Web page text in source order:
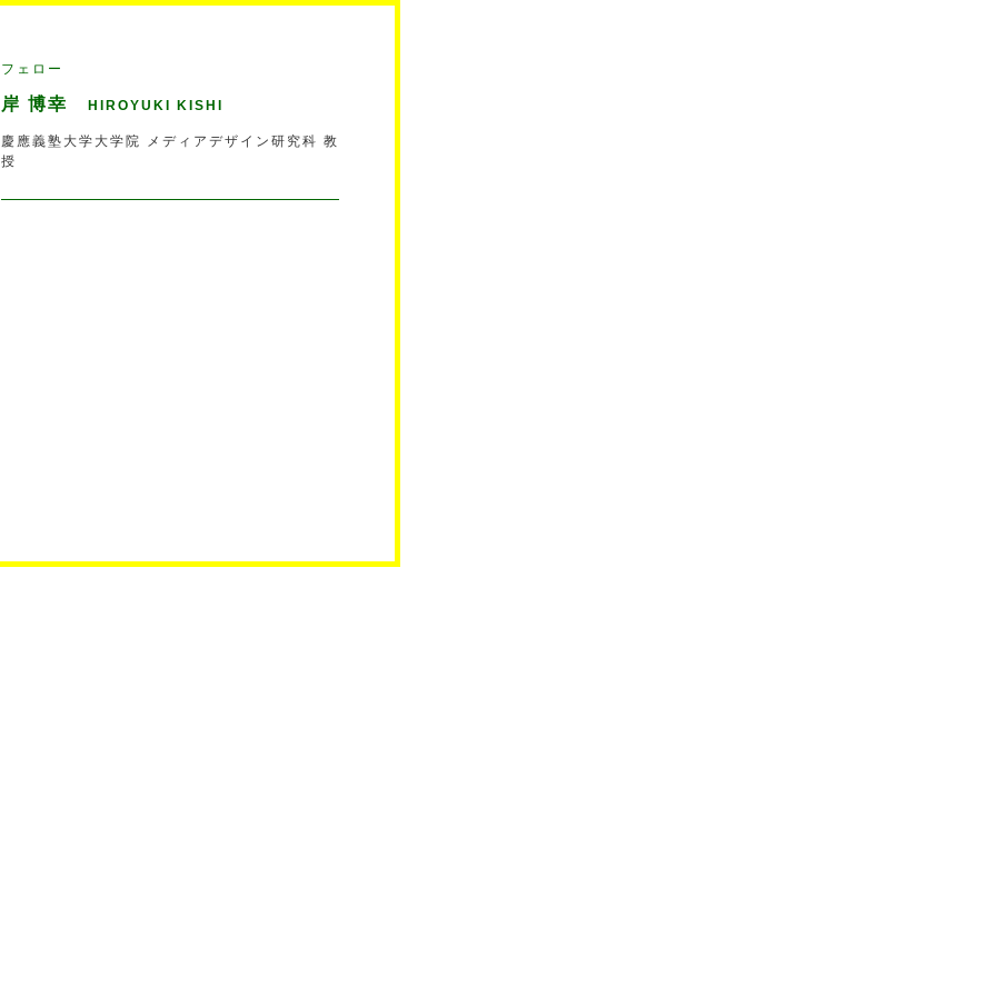
フェロー
岸 博幸 HIROYUKI KISHI
慶應義塾大学大学院 メディアデザイン研究科 教
授